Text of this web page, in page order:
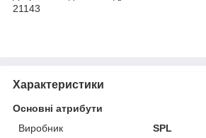
21143
Характеристики
Основні атрибути
Виробник
SPL